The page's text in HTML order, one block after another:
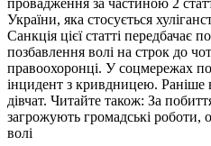
України, яка стосується
Санкція цієї статті передбачає
позбавлення волі на строк до
правоохоронці. У соцмережах
інцидент з кривдницею. Раніше
дівчат. Читайте також: За
загрожують громадські роботи,
волі